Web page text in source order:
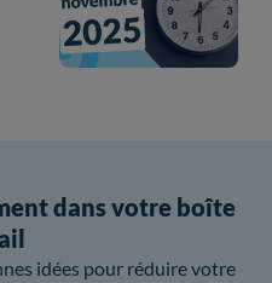
dans votre boîte
idées pour réduire votre